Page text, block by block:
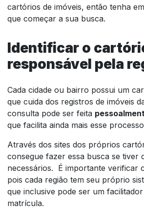
cartórios de imóveis, então tenha
que começar a sua busca.
Identificar o
responsável pela
Cada cidade ou bairro possui um
que cuida dos registros de imóveis
consulta pode ser feita
que facilita ainda mais esse
Através dos sites dos próprios
consegue fazer essa busca se tiver
necessários. É importante verificar
pois cada região tem seu próprio
que inclusive pode ser um
matrícula.